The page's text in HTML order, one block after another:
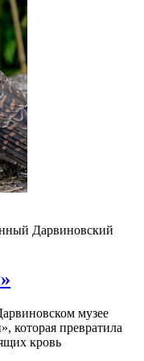
Дарвиновский
музее
которая превратила
кровь